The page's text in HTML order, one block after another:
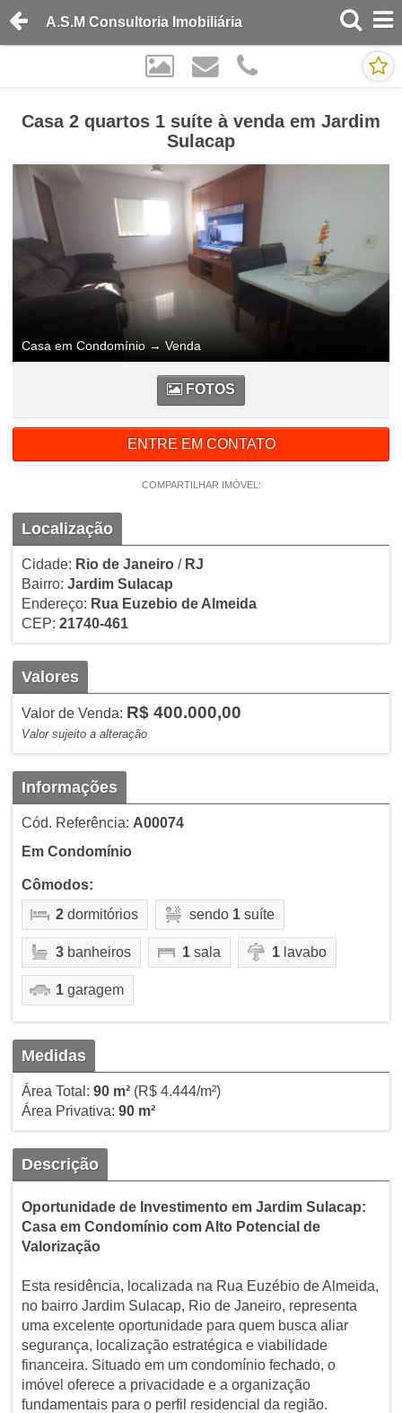
A.S.M Consultoria Imobiliária
Casa 2 quartos 1 suíte à venda em Jardim
Sulacap
Casa em Condomínio → Venda
FOTOS
ENTRE EM CONTATO
COMPARTILHAR IMÓVEL:
Localização
Cidade: Rio de Janeiro/ RJ
Bairro: Jardim Sulacap
Endereço: Rua Euzebio de Almeida
CEP: 21740-461
Valores
Valor de Venda: R$ 400.000,00
Valor sujeito a alteração
Informações
Cód. Referência: A00074
Em Condomínio
Cômodos:
2dormitórios sendo 1suíte
3banheiros 1sala 1lavabo
1garagem
Medidas
Área Total: 90 m²(R$ 4.444/m²)
Área Privativa: 90 m²
Descrição
Oportunidade de Investimento em Jardim Sulacap:
Casa em Condomínio com Alto Potencial de
Valorização
Esta residência, localizada na Rua Euzébio de Almeida,
no bairro Jardim Sulacap, Rio de Janeiro, representa
uma excelente oportunidade para quem busca aliar
segurança, localização estratégica e viabilidade
financeira. Situado em um condomínio fechado, o
imóvel oferece a privacidade e a organização
fundamentais para o perfil residencial da região.